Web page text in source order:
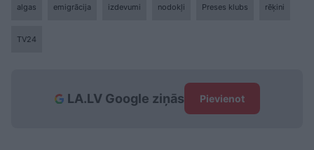
algas emigrācija izdevumi nodokļi Preses klubs rēķini
TV24
LA.LV Google ziņās Pievienot